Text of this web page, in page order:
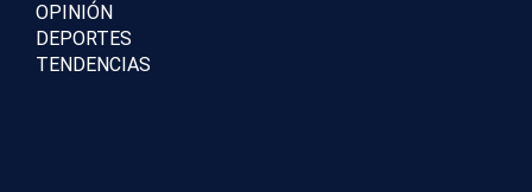
OPINIÓN
DEPORTES
TENDENCIAS